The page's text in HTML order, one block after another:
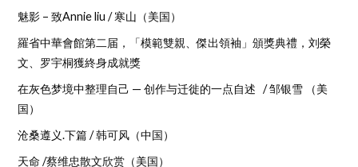
魅影 – 致Annie liu / 寒山（美国）
羅省中華會館第二届，「模範雙親、傑出領袖」頒獎典禮，刘榮
文、罗宇桐獲終身成就獎
在灰色梦境中整理自己 — 创作与迁徙的一点自述 / 邹银雪 （美
国）
沧桑遵义.下篇 / 韩可风（中国）
天命 /蔡维忠散文欣赏（美国）